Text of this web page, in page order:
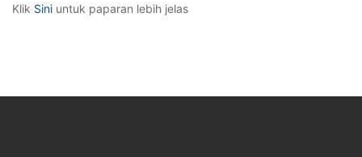
Klik Sini untuk paparan lebih jelas